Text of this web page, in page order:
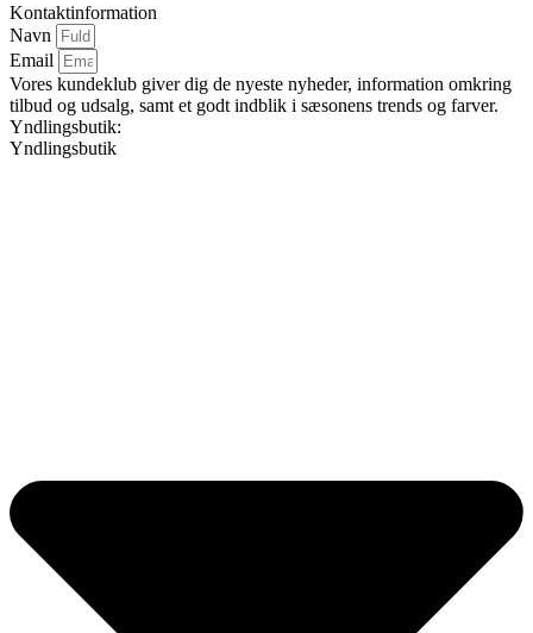
Kontaktinformation
Navn
Email
Vores kundeklub giver dig de nyeste nyheder, information omkring
tilbud og udsalg, samt et godt indblik i sæsonens trends og farver.
Yndlingsbutik:
Yndlingsbutik